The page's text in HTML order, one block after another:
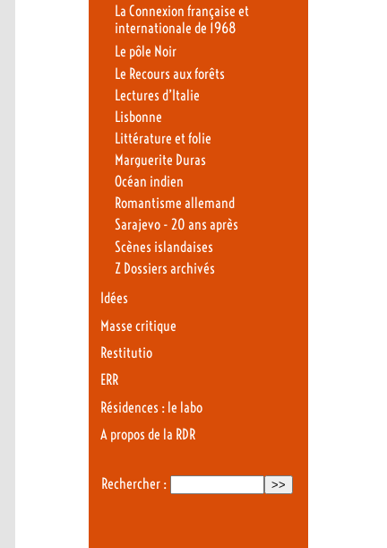
La Connexion française et
internationale de 1968
Le pôle Noir
Le Recours aux forêts
Lectures d’Italie
Lisbonne
Littérature et folie
Marguerite Duras
Océan indien
Romantisme allemand
Sarajevo - 20 ans après
Scènes islandaises
Z Dossiers archivés
Idées
Masse critique
Restitutio
ERR
Résidences : le labo
A propos de la RDR
Rechercher :